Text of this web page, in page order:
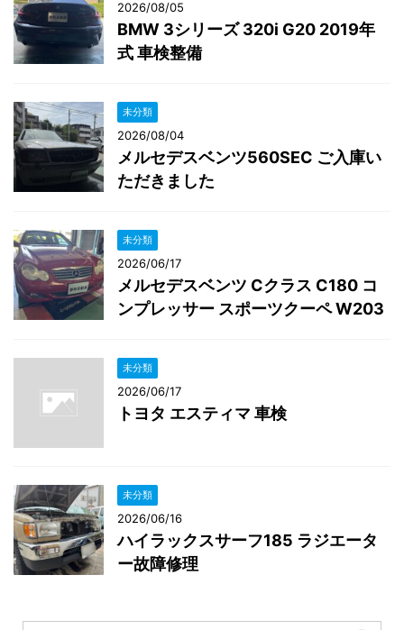
2026/08/05
BMW 3シリーズ 320i G20 2019年
式 車検整備
未分類
2026/08/04
メルセデスベンツ560SEC ご入庫い
ただきました
未分類
2026/06/17
メルセデスベンツ Cクラス C180 コ
ンプレッサー スポーツクーペ W203
未分類
2026/06/17
トヨタ エスティマ 車検
未分類
2026/06/16
ハイラックスサーフ185 ラジエータ
ー故障修理